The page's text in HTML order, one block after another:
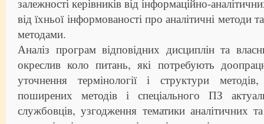
від їхньої інформованості про аналітичні методи
методами.
Аналіз програм відповідних дисциплін та
окреслив коло питань, які потребують
уточнення термінології і структури
поширених методів і спеціального ПЗ
службовців, узгодження тематики аналітичних